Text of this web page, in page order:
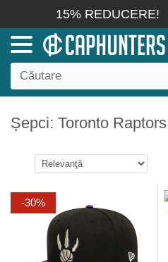
15% REDUCERE!
Șepci: Toronto Raptors
-30%